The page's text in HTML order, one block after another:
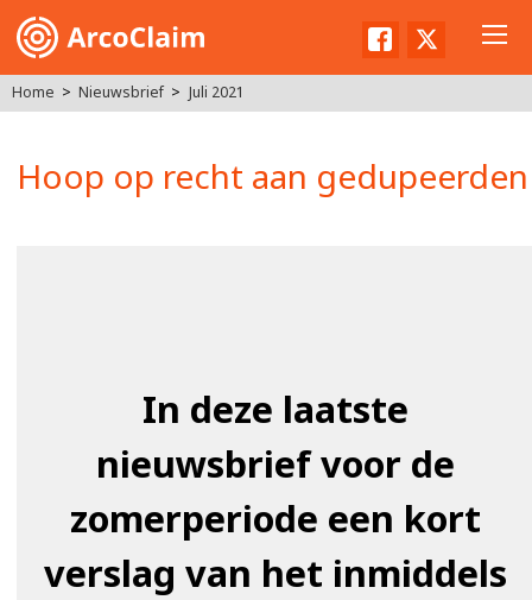
FacebookTwitter
Home Nieuwsbrief Juli 2021
Hoop op recht aan gedupeerden
In deze laatste
nieuwsbrief voor de
zomerperiode een kort
verslag van het inmiddels